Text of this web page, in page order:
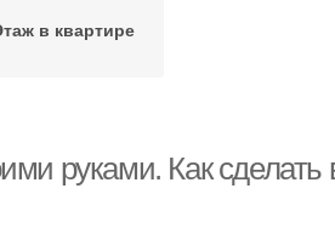
в квартире
руками. Как сделать